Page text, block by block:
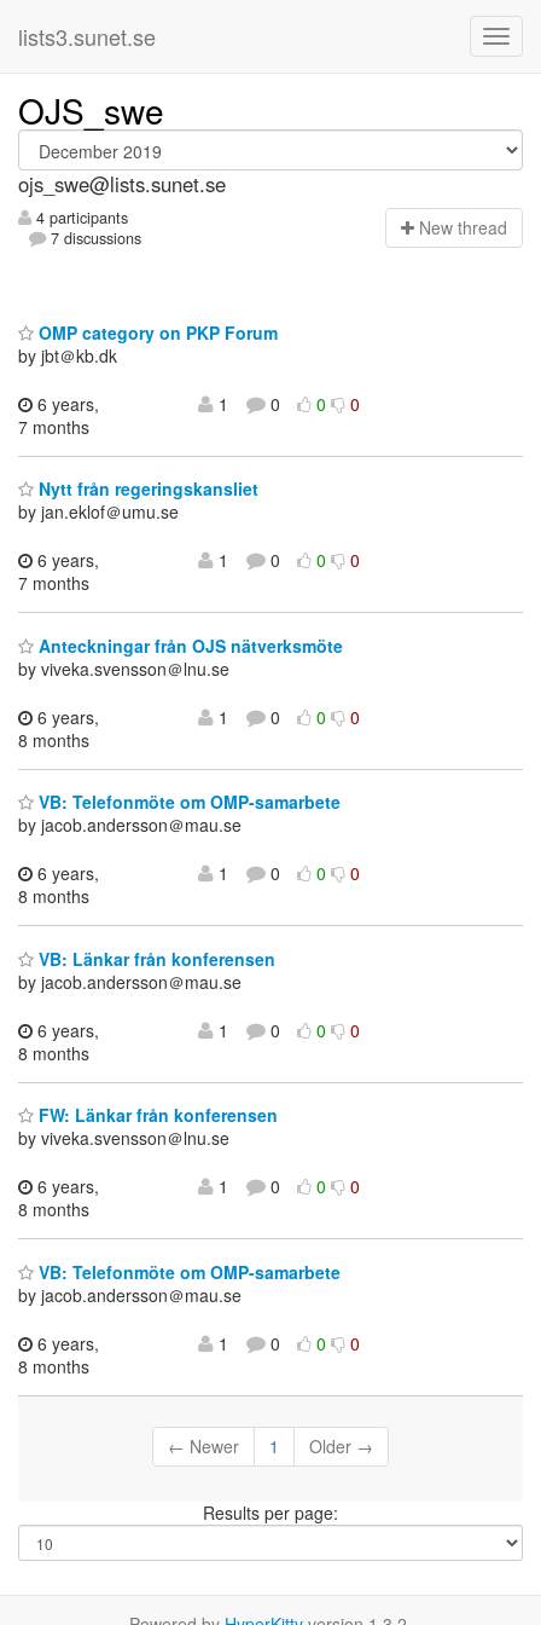
lists3.sunet.se
OJS_swe
ojs_swe@lists.sunet.se
4 participants
7 discussions
New thread
OMP category on PKP Forum
by jbt＠kb.dk
6 years,
7 months
1 0 0 0
Nytt från regeringskansliet
by jan.eklof＠umu.se
6 years,
7 months
1 0 0 0
Anteckningar från OJS nätverksmöte
by viveka.svensson＠lnu.se
6 years,
8 months
1 0 0 0
VB: Telefonmöte om OMP-samarbete
by jacob.andersson＠mau.se
6 years,
8 months
1 0 0 0
VB: Länkar från konferensen
by jacob.andersson＠mau.se
6 years,
8 months
1 0 0 0
FW: Länkar från konferensen
by viveka.svensson＠lnu.se
6 years,
8 months
1 0 0 0
VB: Telefonmöte om OMP-samarbete
by jacob.andersson＠mau.se
6 years,
8 months
1 0 0 0
← Newer 1 Older →
Results per page: